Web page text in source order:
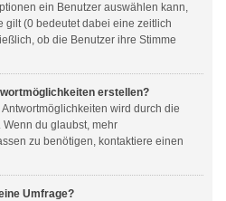
ein Benutzer auswählen kann,
gilt (0 bedeutet dabei eine zeitlich
ob die Benutzer ihre Stimme
erstellen?
wird durch die
du glaubst, mehr
zu benötigen, kontaktiere einen
Umfrage?